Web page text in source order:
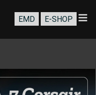
EMD E-SHOP